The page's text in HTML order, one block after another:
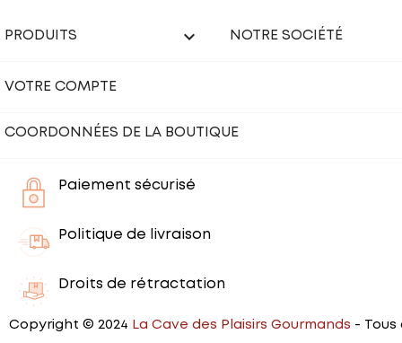
PRODUITS  NOTRE SOCIÉTÉ
VOTRE COMPTE
COORDONNÉES DE LA BOUTIQUE
Paiement sécurisé
Politique de livraison
Droits de rétractation
Copyright © 2024 La Cave des Plaisirs Gourmands - Tous